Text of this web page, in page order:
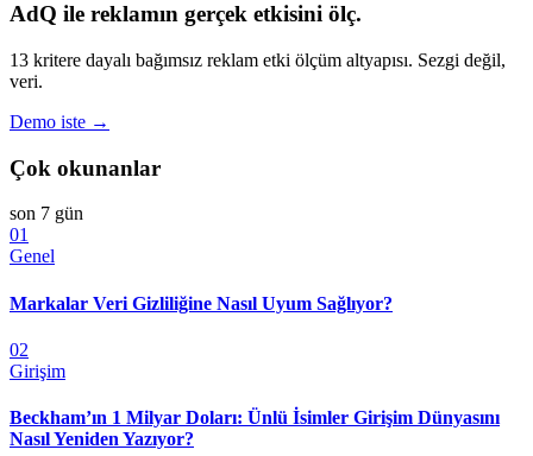
AdQ ile reklamın gerçek etkisini ölç.
13 kritere dayalı bağımsız reklam etki ölçüm altyapısı. Sezgi değil,
veri.
Demo iste →
Çok okunanlar
son 7 gün
01
Genel
Markalar Veri Gizliliğine Nasıl Uyum Sağlıyor?
02
Girişim
Beckham’ın 1 Milyar Doları: Ünlü İsimler Girişim Dünyasını
Nasıl Yeniden Yazıyor?